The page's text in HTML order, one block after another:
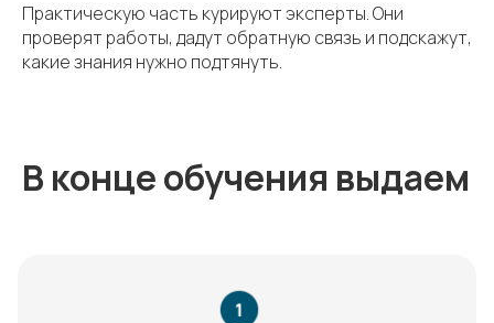
Практическую часть курируют эксперты. Они
проверят работы, дадут обратную связь и подскажут,
какие знания нужно подтянуть.
В конце обучения выдаем